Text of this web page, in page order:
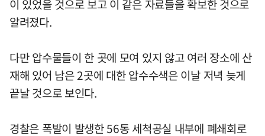
이 있었을 것으로 보고 이 같은 자료들을 확보한 것으로
알려졌다.
다만 압수물들이 한 곳에 모여 있지 않고 여러 장소에 산
재해 있어 남은 2곳에 대한 압수수색은 이날 저녁 늦게
끝날 것으로 보인다.
경찰은 폭발이 발생한 56동 세척공실 내부에 폐쇄회로